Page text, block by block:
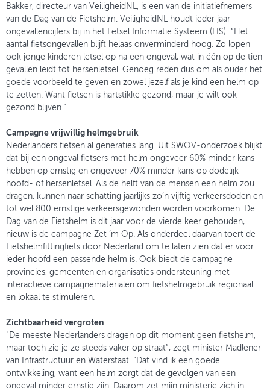
Bakker, directeur van VeiligheidNL, is een van de initiatiefnemers
van de Dag van de Fietshelm. VeiligheidNL houdt ieder jaar
ongevallencijfers bij in het Letsel Informatie Systeem (LIS): “Het
aantal fietsongevallen blijft helaas onverminderd hoog. Zo lopen
ook jonge kinderen letsel op na een ongeval, wat in één op de tien
gevallen leidt tot hersenletsel. Genoeg reden dus om als ouder het
goede voorbeeld te geven en zowel jezelf als je kind een helm op
te zetten. Want fietsen is hartstikke gezond, maar je wilt ook
gezond blijven.”
Campagne vrijwillig helmgebruik
Nederlanders fietsen al generaties lang. Uit SWOV-onderzoek blijkt
dat bij een ongeval fietsers met helm ongeveer 60% minder kans
hebben op ernstig en ongeveer 70% minder kans op dodelijk
hoofd- of hersenletsel. Als de helft van de mensen een helm zou
dragen, kunnen naar schatting jaarlijks zo’n vijftig verkeersdoden en
tot wel 800 ernstige verkeersgewonden worden voorkomen. De
Dag van de Fietshelm is dit jaar voor de vierde keer gehouden,
nieuw is de campagne Zet ‘m Op. Als onderdeel daarvan toert de
Fietshelmfittingfiets door Nederland om te laten zien dat er voor
ieder hoofd een passende helm is. Ook biedt de campagne
provincies, gemeenten en organisaties ondersteuning met
interactieve campagnematerialen om fietshelmgebruik regionaal
en lokaal te stimuleren.
Zichtbaarheid vergroten
“De meeste Nederlanders dragen op dit moment geen fietshelm,
maar toch zie je ze steeds vaker op straat”, zegt minister Madlener
van Infrastructuur en Waterstaat. “Dat vind ik een goede
ontwikkeling, want een helm zorgt dat de gevolgen van een
ongeval minder ernstig zijn. Daarom zet mijn ministerie zich in